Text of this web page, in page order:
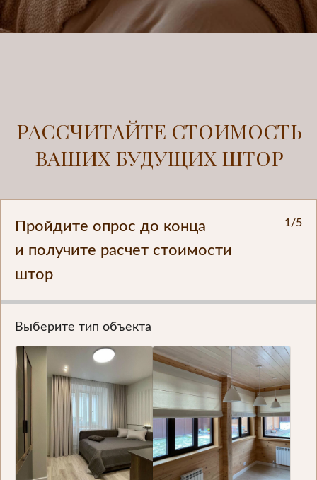
Пройдите опрос до конца
и получите расчет стоимости
штор
1/5
Выберите тип объекта